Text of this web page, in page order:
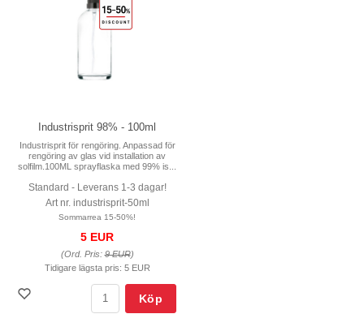
Industrisprit 98% - 100ml
Industrisprit för rengöring. Anpassad för
rengöring av glas vid installation av
solfilm.100ML sprayflaska med 99% is...
Standard - Leverans 1-3 dagar!
Art nr. industrisprit-50ml
Sommarrea 15-50%!
5 EUR
(Ord. Pris:9 EUR)
Tidigare lägsta pris: 5 EUR
Köp